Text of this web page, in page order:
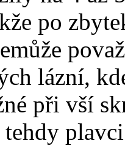
po
lázní,
při vší